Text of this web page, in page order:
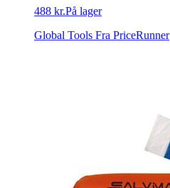
488 kr.På lager
Global Tools Fra PriceRunner